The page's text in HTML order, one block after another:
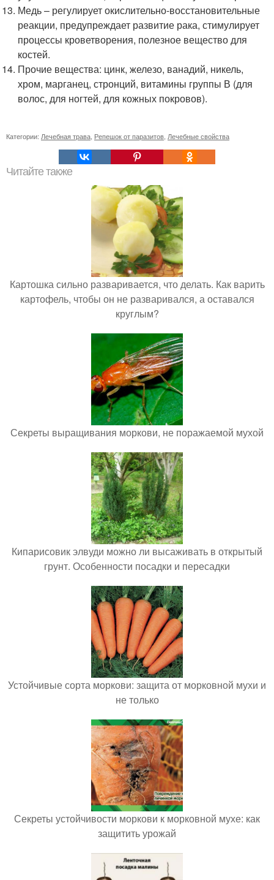
Медь – регулирует окислительно-восстановительные
реакции, предупреждает развитие рака, стимулирует
процессы кроветворения, полезное вещество для
костей.
Прочие вещества: цинк, железо, ванадий, никель,
хром, марганец, стронций, витамины группы В (для
волос, для ногтей, для кожных покровов).
Категории: Лечебная трава Репешок от паразитов Лечебные свойства
Читайте также
Картошка сильно разваривается, что делать. Как варить
картофель, чтобы он не разваривался, а оставался
круглым?
Секреты выращивания моркови, не поражаемой мухой
Кипарисовик элвуди можно ли высаживать в открытый
грунт. Особенности посадки и пересадки
Устойчивые сорта моркови: защита от морковной мухи и
не только
Секреты устойчивости моркови к морковной мухе: как
защитить урожай